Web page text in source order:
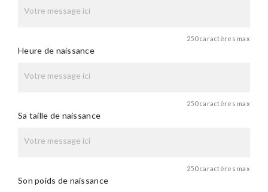
250 caractères max
Heure de naissance
250 caractères max
Sa taille de naissance
250 caractères max
Son poids de naissance